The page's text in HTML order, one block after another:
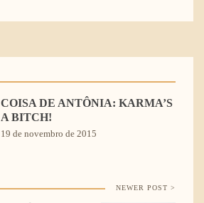
COISA DE ANTÔNIA: KARMA’S
A BITCH!
19 de novembro de 2015
NEWER POST >